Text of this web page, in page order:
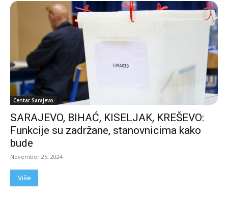
Centar Sarajevo
SARAJEVO, BIHAĆ, KISELJAK, KREŠEVO:
Funkcije su zadržane, stanovnicima kako
bude
November 25, 2024
Više